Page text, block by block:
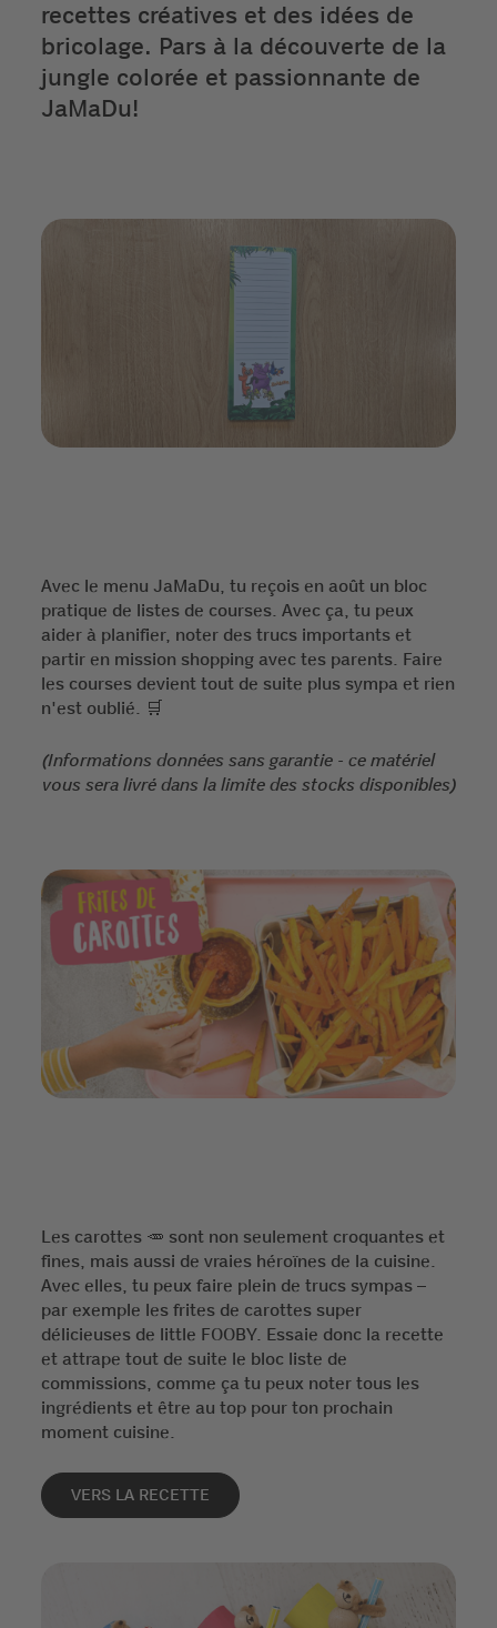
recettes créatives et des idées de
bricolage. Pars à la découverte de la
jungle colorée et passionnante de
JaMaDu!
Avec le menu JaMaDu, tu reçois en août un bloc
pratique de listes de courses. Avec ça, tu peux
aider à planifier, noter des trucs importants et
partir en mission shopping avec tes parents. Faire
les courses devient tout de suite plus sympa et rien
n'est oublié. 🛒
(Informations données sans garantie - ce matériel
vous sera livré dans la limite des stocks disponibles)
Les carottes 🥕 sont non seulement croquantes et
fines, mais aussi de vraies héroïnes de la cuisine.
Avec elles, tu peux faire plein de trucs sympas –
par exemple les frites de carottes super
délicieuses de little FOOBY. Essaie donc la recette
et attrape tout de suite le bloc liste de
commissions, comme ça tu peux noter tous les
ingrédients et être au top pour ton prochain
moment cuisine.
VERS LA RECETTE